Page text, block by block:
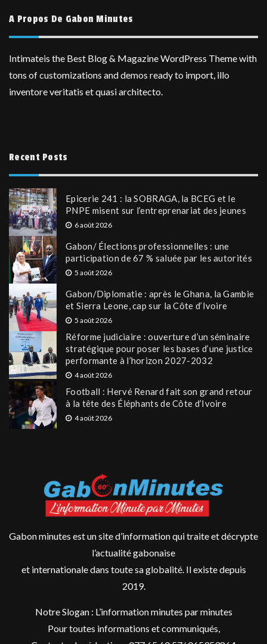
A Propos De Gabon Minutes
Intimateis the Best Blog & Magazine WordPress Theme with
tons of customizations and demos ready to import, illo
inventore veritatis et quasi architecto.
Recent Posts
Epicerie 241 : la SOBRAGA, la BCEG et le
PNPE misent sur l’entreprenariat des jeunes
6 août 2026
Gabon/ Élections professionnelles : une
participation de 67 % saluée par les autorités
5 août 2026
Gabon/Diplomatie : après le Ghana, la Gambie
et Sierra Leone, cap sur la Côte d’Ivoire
5 août 2026
Réforme judiciaire : ouverture d’un séminaire
stratégique pour poser les bases d’une justice
performante à l’horizon 2027-2032
4 août 2026
Football : Hervé Renard fait son grand retour
à la tête des Éléphants de Côte d’Ivoire
4 août 2026
Gabon minutes est un site d’information qui traite et décrypte
l’actualité gabonaise
et internationale dans toute sa globalité. Il existe depuis
2019.
Notre Slogan : L’information minutes par minutes
Pour toutes informations et communiqués,